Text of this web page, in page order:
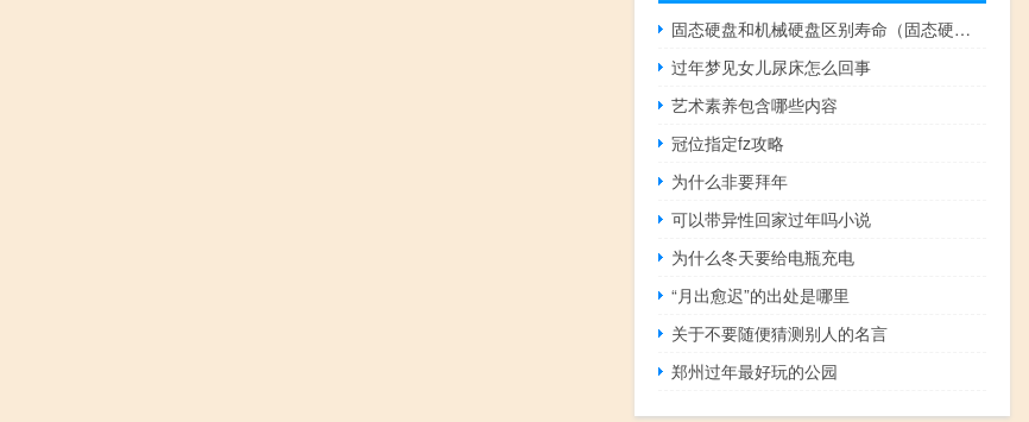
固态硬盘和机械硬盘区别寿命（固态硬盘和机械硬盘区别）
过年梦见女儿尿床怎么回事
艺术素养包含哪些内容
冠位指定fz攻略
为什么非要拜年
可以带异性回家过年吗小说
为什么冬天要给电瓶充电
“月出愈迟”的出处是哪里
关于不要随便猜测别人的名言
郑州过年最好玩的公园